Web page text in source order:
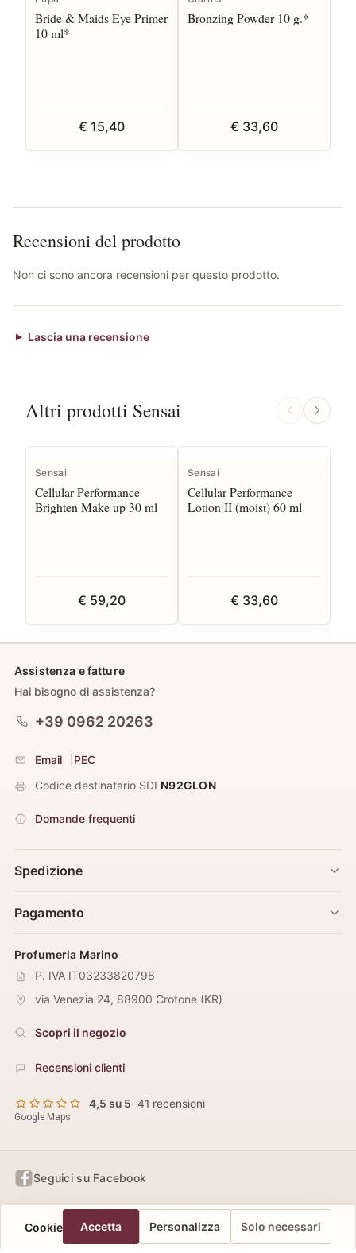
Bride & Maids Eye Primer
10 ml*
€ 15,40
Bronzing Powder 10 g.*
€ 33,60
Recensioni del prodotto
Non ci sono ancora recensioni per questo prodotto.
Lascia una recensione
Altri prodotti Sensai
Sensai
Cellular Performance
Brighten Make up 30 ml
€ 59,20
Sensai
Cellular Performance
Lotion II (moist) 60 ml
€ 33,60
Assistenza e fatture
Hai bisogno di assistenza?
+39 0962 20263
Email
PEC
Codice destinatario SDI N92GLON
Domande frequenti
Spedizione
Pagamento
Profumeria Marino
P. IVA IT03233820798
via Venezia 24, 88900 Crotone (KR)
Scopri il negozio
Recensioni clienti
4,5 su 5· 41 recensioni
Google Maps
Seguici su Facebook
Informativa sulla privacy Preferenze privacy
Cookie
Accetta Personalizza Solo necessari